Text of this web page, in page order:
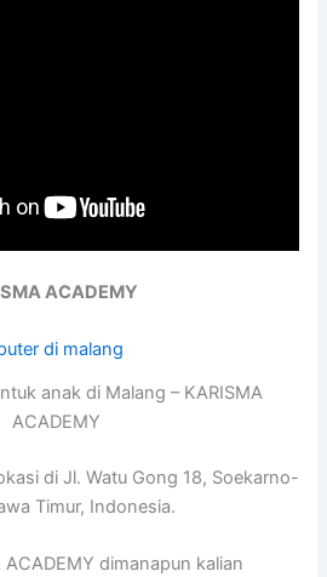
ACADEMY
anak di Malang – KARISMA
ACADEMY
di Jl. Watu Gong 18, Soekarno-
Timur, Indonesia.
dimanapun kalian